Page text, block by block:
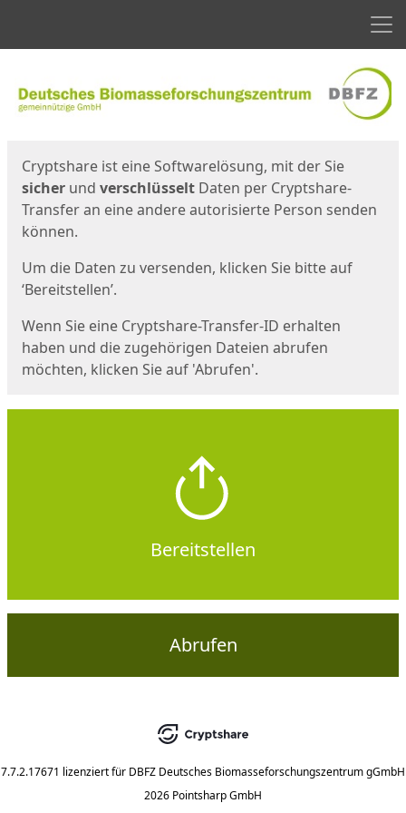
Cryptshare ist eine Softwarelösung, mit der Sie
sicher und verschlüsselt Daten per Cryptshare-
Transfer an eine andere autorisierte Person senden
können.
Um die Daten zu versenden, klicken Sie bitte auf
‘Bereitstellen’.
Wenn Sie eine Cryptshare-Transfer-ID erhalten
haben und die zugehörigen Dateien abrufen
möchten, klicken Sie auf 'Abrufen'.
Bereitstellen
Abrufen
7.7.2.17671 lizenziert für DBFZ Deutsches Biomasseforschungszentrum gGmbH
2026 Pointsharp GmbH